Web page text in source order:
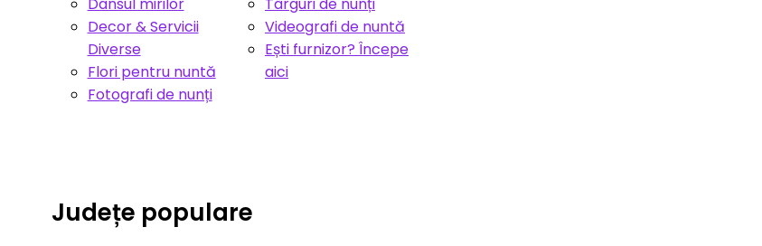
Dansul mirilor
Decor & Servicii
Diverse
Flori pentru nuntă
Fotografi de nunți
Târguri de nunți
Videografi de nuntă
Ești furnizor? Începe
aici
Județe populare